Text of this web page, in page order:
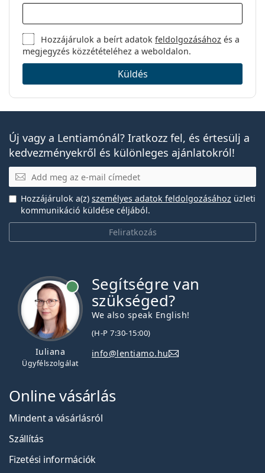
Hozzájárulok a beírt adatokfeldolgozásához és a
megjegyzés közzétételéhez a weboldalon.
Küldés
Új vagy a Lentiamónál? Iratkozz fel, és értesülj a
kedvezményekről és különleges ajánlatokról!
E-mail
Feliratkozás
Hozzájárulok a(z) személyes adatok feldolgozásához üzleti
kommunikáció küldése céljából.
Iuliana
Ügyfélszolgálat
Segítségre van
szükséged?
We also speak English!
(H-P 7:30-15:00)
info@lentiamo.hu
Online vásárlás
Mindent a vásárlásról
Szállítás
Fizetési információk